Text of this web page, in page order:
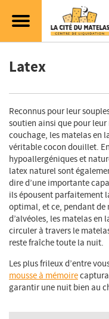
Latex
Reconnus pour leur
soutien ainsi que pour
couchage, les matelas en
véritable cocon douillet.
hypoallergéniques et
latex naturel sont
dire d’une importante
ils épousent parfaitement
optimal, et ce, pendant de
d’alvéoles, les matelas en
circuler à travers le
reste fraîche toute la nuit.
Les plus frileux d’entre
mousse à mémoire
garantir une nuit bien au